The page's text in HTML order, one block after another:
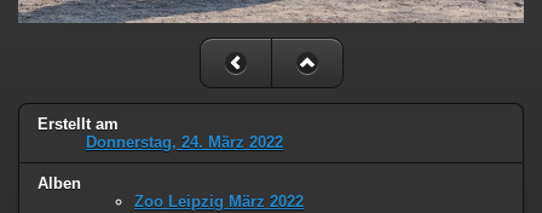
Erstellt am
Donnerstag, 24. März 2022
Alben
Zoo Leipzig März 2022